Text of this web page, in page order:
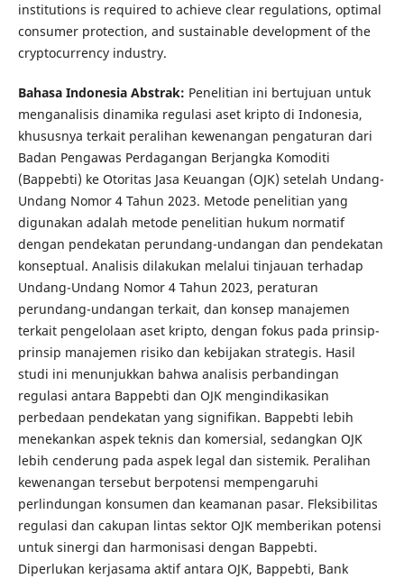
institutions is required to achieve clear regulations, optimal
consumer protection, and sustainable development of the
cryptocurrency industry.
Bahasa Indonesia Abstrak: Penelitian ini bertujuan untuk
menganalisis dinamika regulasi aset kripto di Indonesia,
khususnya terkait peralihan kewenangan pengaturan dari
Badan Pengawas Perdagangan Berjangka Komoditi
(Bappebti) ke Otoritas Jasa Keuangan (OJK) setelah Undang-
Undang Nomor 4 Tahun 2023. Metode penelitian yang
digunakan adalah metode penelitian hukum normatif
dengan pendekatan perundang-undangan dan pendekatan
konseptual. Analisis dilakukan melalui tinjauan terhadap
Undang-Undang Nomor 4 Tahun 2023, peraturan
perundang-undangan terkait, dan konsep manajemen
terkait pengelolaan aset kripto, dengan fokus pada prinsip-
prinsip manajemen risiko dan kebijakan strategis. Hasil
studi ini menunjukkan bahwa analisis perbandingan
regulasi antara Bappebti dan OJK mengindikasikan
perbedaan pendekatan yang signifikan. Bappebti lebih
menekankan aspek teknis dan komersial, sedangkan OJK
lebih cenderung pada aspek legal dan sistemik. Peralihan
kewenangan tersebut berpotensi mempengaruhi
perlindungan konsumen dan keamanan pasar. Fleksibilitas
regulasi dan cakupan lintas sektor OJK memberikan potensi
untuk sinergi dan harmonisasi dengan Bappebti.
Diperlukan kerjasama aktif antara OJK, Bappebti, Bank